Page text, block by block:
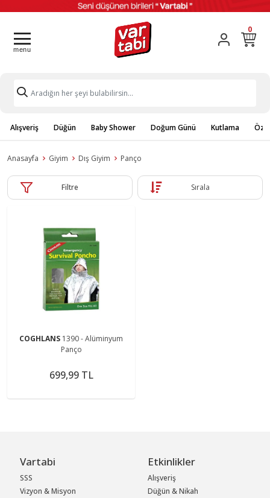
0
Alışveriş Düğün Baby Shower Doğum Günü Kutlama
Anasayfa Giyim Dış Giyim Panço
Filtre Sırala
COGHLANS 1390 - Alüminyum
Panço
699,99 TL
Vartabi
SSS
Vizyon & Misyon
Etkinlikler
Alışveriş
Düğün & Nikah